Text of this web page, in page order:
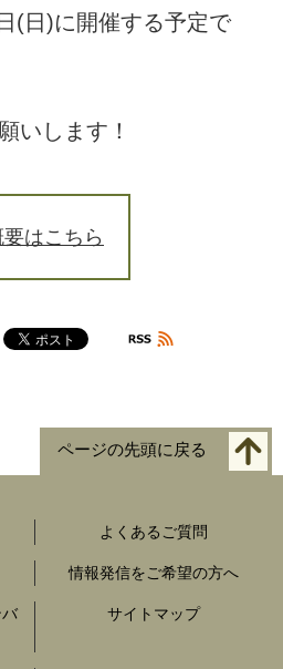
(日)に開催する予定で
いします！
はこちら
ページの先頭に戻る
よくあるご質問
情報発信をご希望の方へ
サイトマップ